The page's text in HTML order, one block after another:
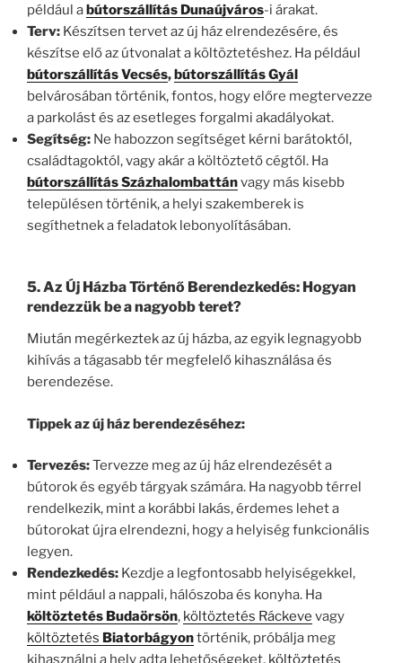
például abútorszállítás Dunaújváros-i árakat.
Terv: Készítsen tervet az új ház elrendezésére, és
készítse elő az útvonalat a költöztetéshez. Ha például
bútorszállítás Vecsés,bútorszállítás Gyál
belvárosában történik, fontos, hogy előre megtervezze
a parkolást és az esetleges forgalmi akadályokat.
Segítség: Ne habozzon segítséget kérni barátoktól,
családtagoktól, vagy akár a költöztető cégtől. Ha
bútorszállítás Százhalombattánvagy más kisebb
településen történik, a helyi szakemberek is
segíthetnek a feladatok lebonyolításában.
5.Az Új Házba Történő Berendezkedés: Hogyan
rendezzük be a nagyobb teret?
Miután megérkeztek az új házba, az egyik legnagyobb
kihívás a tágasabb tér megfelelő kihasználása és
berendezése.
Tippek az új ház berendezéséhez:
Tervezés:Tervezze meg az új ház elrendezését a
bútorok és egyéb tárgyak számára. Ha nagyobb térrel
rendelkezik, mint a korábbi lakás, érdemes lehet a
bútorokat újra elrendezni, hogy a helyiség funkcionális
legyen.
Rendezkedés: Kezdje a legfontosabb helyiségekkel,
mint például a nappali, hálószoba és konyha. Ha
költöztetés Budaörsön, költöztetés Ráckeve vagy
költöztetés Biatorbágyontörténik, próbálja meg
kihasználni a hely adta lehetőségeket, költöztetés